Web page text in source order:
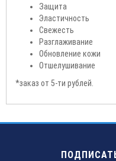
Защита
Эластичность
Свежесть
Разглаживание
Обновление кожи
Отшелушивание
*заказ от 5-ти рублей.